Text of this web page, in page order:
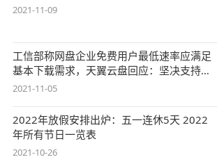
2021-11-09
工信部称网盘企业免费用户最低速率应满足
基本下载需求，天翼云盘回应：坚决支持，
始终
2021-11-05
2022年放假安排出炉：五一连休5天 2022
年所有节日一览表
2021-10-26